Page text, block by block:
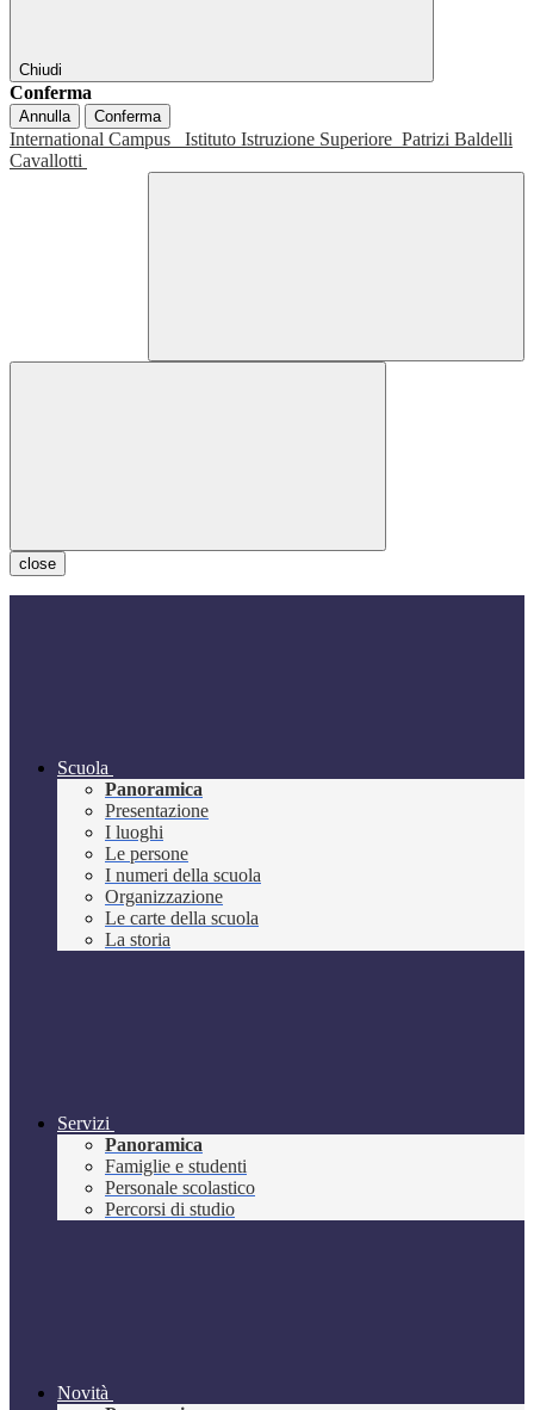
Chiudi
Conferma
Annulla Conferma
International Campus Istituto Istruzione Superiore Patrizi Baldelli
Cavallotti
close
Scuola
Panoramica
Presentazione
I luoghi
Le persone
I numeri della scuola
Organizzazione
Le carte della scuola
La storia
Servizi
Panoramica
Famiglie e studenti
Personale scolastico
Percorsi di studio
Novità